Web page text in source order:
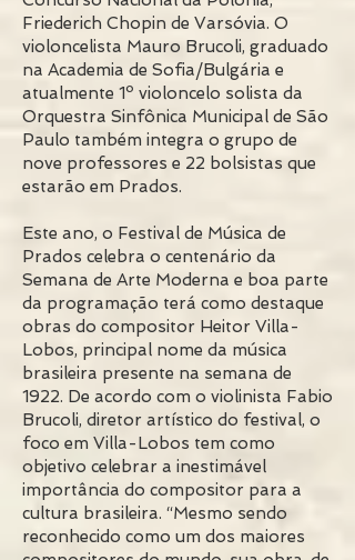
Friederich Chopin de Varsóvia. O
violoncelista Mauro Brucoli, graduado
na Academia de Sofia/Bulgária e
atualmente 1º violoncelo solista da
Orquestra Sinfônica Municipal de São
Paulo também integra o grupo de
nove professores e 22 bolsistas que
estarão em Prados.
Este ano, o Festival de Música de
Prados celebra o centenário da
Semana de Arte Moderna e boa parte
da programação terá como destaque
obras do compositor Heitor Villa-
Lobos, principal nome da música
brasileira presente na semana de
1922. De acordo com o violinista Fabio
Brucoli, diretor artístico do festival, o
foco em Villa-Lobos tem como
objetivo celebrar a inestimável
importância do compositor para a
cultura brasileira. “Mesmo sendo
reconhecido como um dos maiores